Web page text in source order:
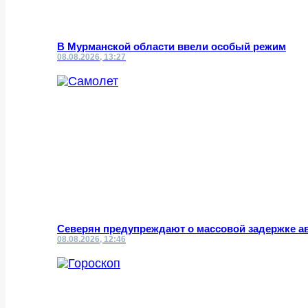
В Мурманской области ввели особый режим
08.08.2026, 13:27
Северян предупреждают о массовой задержке
08.08.2026, 12:46